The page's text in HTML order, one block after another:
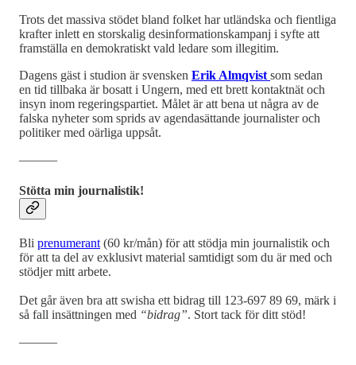
Trots det massiva stödet bland folket har utländska och fientliga
krafter inlett en storskalig desinformationskampanj i syfte att
framställa en demokratiskt vald ledare som illegitim.
Dagens gäst i studion är svensken Erik Almqvist som sedan
en tid tillbaka är bosatt i Ungern, med ett brett kontaktnät och
insyn inom regeringspartiet. Målet är att bena ut några av de
falska nyheter som sprids av agendasättande journalister och
politiker med oärliga uppsåt.
―――
Stötta min journalistik!
Bli prenumerant (60 kr/mån) för att stödja min journalistik och
för att ta del av exklusivt material samtidigt som du är med och
stödjer mitt arbete.
Det går även bra att swisha ett bidrag till 123-697 89 69, märk i
så fall insättningen med “bidrag”. Stort tack för ditt stöd!
―――